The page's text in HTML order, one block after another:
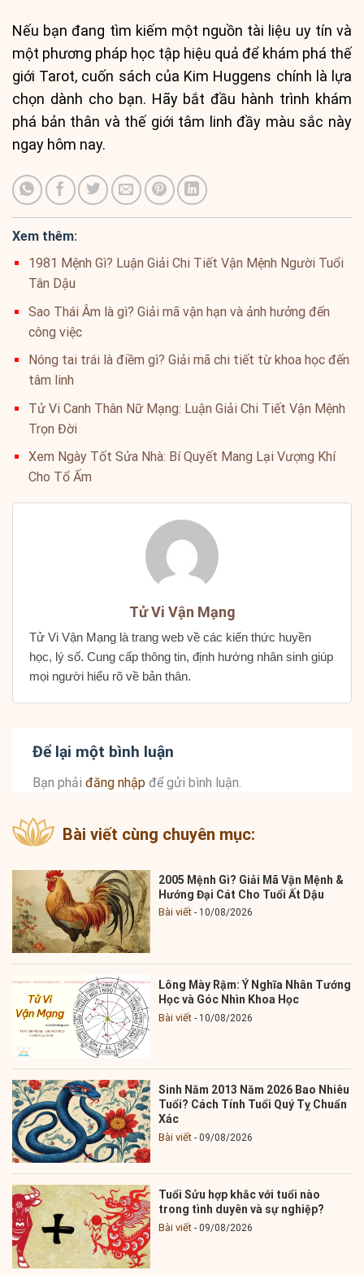
Nếu bạn đang tìm kiếm một nguồn tài liệu uy tín và
một phương pháp học tập hiệu quả để khám phá thế
giới Tarot, cuốn sách của Kim Huggens chính là lựa
chọn dành cho bạn. Hãy bắt đầu hành trình khám
phá bản thân và thế giới tâm linh đầy màu sắc này
ngay hôm nay.
Xem thêm:
1981 Mệnh Gì? Luận Giải Chi Tiết Vận Mệnh Người Tuổi
Tân Dậu
Sao Thái Âm là gì? Giải mã vận hạn và ảnh hưởng đến
công việc
Nóng tai trái là điềm gì? Giải mã chi tiết từ khoa học đến
tâm linh
Tử Vi Canh Thân Nữ Mạng: Luận Giải Chi Tiết Vận Mệnh
Trọn Đời
Xem Ngày Tốt Sửa Nhà: Bí Quyết Mang Lại Vượng Khí
Cho Tổ Ấm
Tử Vi Vận Mạng
Tử Vi Vận Mạng là trang web về các kiến thức huyền
học, lý số. Cung cấp thông tin, định hướng nhân sinh giúp
mọi người hiểu rõ về bản thân.
Để lại một bình luận
Bạn phải đăng nhập để gửi bình luận.
Bài viết cùng chuyên mục:
2005 Mệnh Gì? Giải Mã Vận Mệnh &
Hướng Đại Cát Cho Tuổi Ất Dậu
Bài viết 10/08/2026
Lông Mày Rậm: Ý Nghĩa Nhân Tướng
Học và Góc Nhìn Khoa Học
Bài viết 10/08/2026
Sinh Năm 2013 Năm 2026 Bao Nhiêu
Tuổi? Cách Tính Tuổi Quý Tỵ Chuẩn
Xác
Bài viết 09/08/2026
Tuổi Sửu hợp khắc với tuổi nào
trong tình duyên và sự nghiệp?
Bài viết 09/08/2026